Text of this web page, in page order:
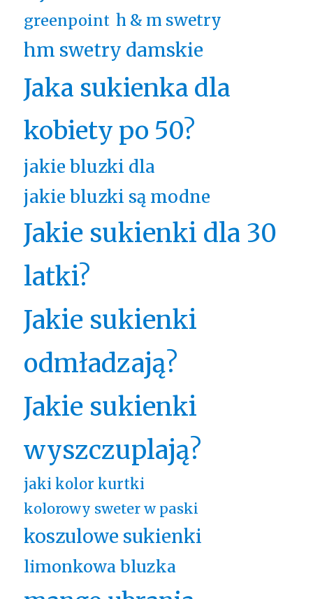
greenpoint h & m swetry
hm swetry damskie
Jaka sukienka dla
kobiety po 50?
jakie bluzki dla
jakie bluzki są modne
Jakie sukienki dla 30
latki?
Jakie sukienki
odmładzają?
Jakie sukienki
wyszczuplają?
jaki kolor kurtki
kolorowy sweter w paski
koszulowe sukienki
limonkowa bluzka